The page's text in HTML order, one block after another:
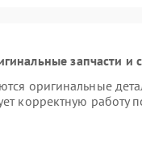
запчасти и
оригинальные
корректную работу